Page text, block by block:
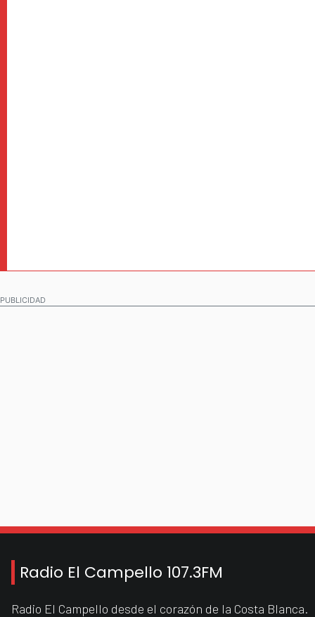
PUBLICIDAD
Radio El Campello 107.3FM
Radio El Campello desde el corazón de la Costa Blanca.